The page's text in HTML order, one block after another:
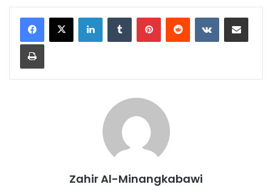
Zahir Al-Minangkabawi